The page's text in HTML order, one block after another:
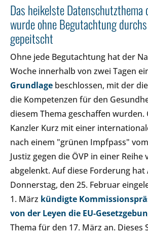
Das heikelste Datenschutzthema
wurde ohne Begutachtung
gepeitscht
Ohne jede Begutachtung hat der
Woche innerhalb von zwei Tagen
Grundlage beschlossen, mit der
die Kompetenzen für den
diesem Thema geschaffen wurden.
Kanzler Kurz mit einer
nach einem "grünen Impfpass"
Justiz gegen die ÖVP in einer Reihe
abgelenkt. Auf diese Forderung hat
Donnerstag, den 25. Februar
1. März kündigte
von der Leyen die EU-
Thema für den 17. März an. Dieses